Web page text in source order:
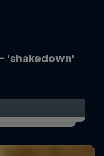
'shakedown'